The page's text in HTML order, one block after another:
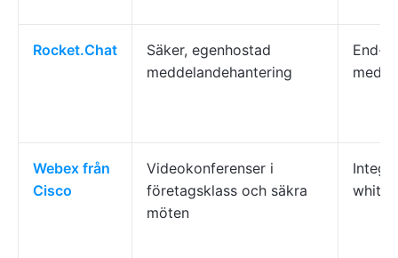
Rocket.Chat
Säker, egenhostad
meddelandehantering
End-
Webex från
Cisco
Videokonferenser i
företagsklass och säkra
möten